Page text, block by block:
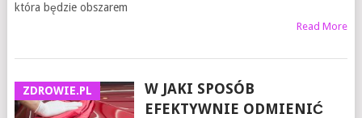
która będzie obszarem
Read More
ZDROWIE.PL
W JAKI SPOSÓB
EFEKTYWNIE ODMIENIĆ